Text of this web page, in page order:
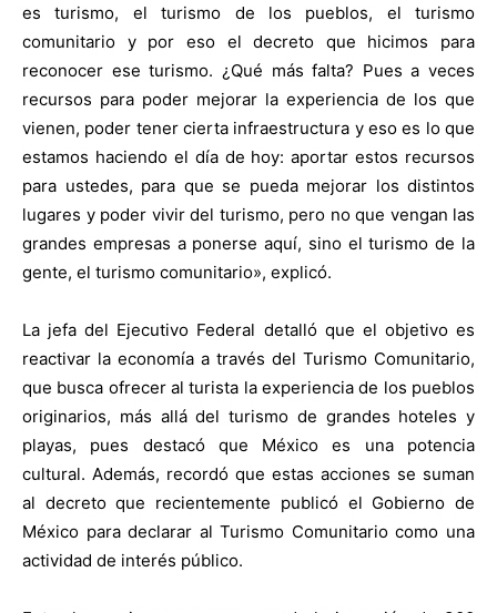
es turismo, el turismo de los pueblos, el turismo
comunitario y por eso el decreto que hicimos para
reconocer ese turismo. ¿Qué más falta? Pues a veces
recursos para poder mejorar la experiencia de los que
vienen, poder tener cierta infraestructura y eso es lo que
estamos haciendo el día de hoy: aportar estos recursos
para ustedes, para que se pueda mejorar los distintos
lugares y poder vivir del turismo, pero no que vengan las
grandes empresas a ponerse aquí, sino el turismo de la
gente, el turismo comunitario», explicó.
La jefa del Ejecutivo Federal detalló que el objetivo es
reactivar la economía a través del Turismo Comunitario,
que busca ofrecer al turista la experiencia de los pueblos
originarios, más allá del turismo de grandes hoteles y
playas, pues destacó que México es una potencia
cultural. Además, recordó que estas acciones se suman
al decreto que recientemente publicó el Gobierno de
México para declarar al Turismo Comunitario como una
actividad de interés público.